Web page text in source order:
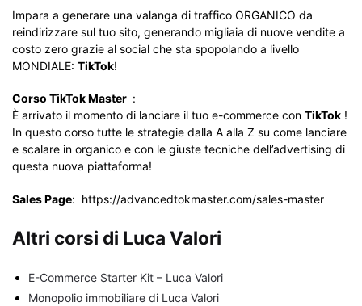
Impara a generare una valanga di traffico ORGANICO da
reindirizzare sul tuo sito, generando migliaia di nuove vendite a
costo zero grazie al social che sta spopolando a livello
MONDIALE: TikTok!
Corso TikTok Master :
È arrivato il momento di lanciare il tuo e-commerce con TikTok !
In questo corso tutte le strategie dalla A alla Z su come lanciare
e scalare in organico e con le giuste tecniche dell’advertising di
questa nuova piattaforma!
Sales Page: https://advancedtokmaster.com/sales-master
Altri corsi di Luca Valori
E-Commerce Starter Kit – Luca Valori
Monopolio immobiliare di Luca Valori